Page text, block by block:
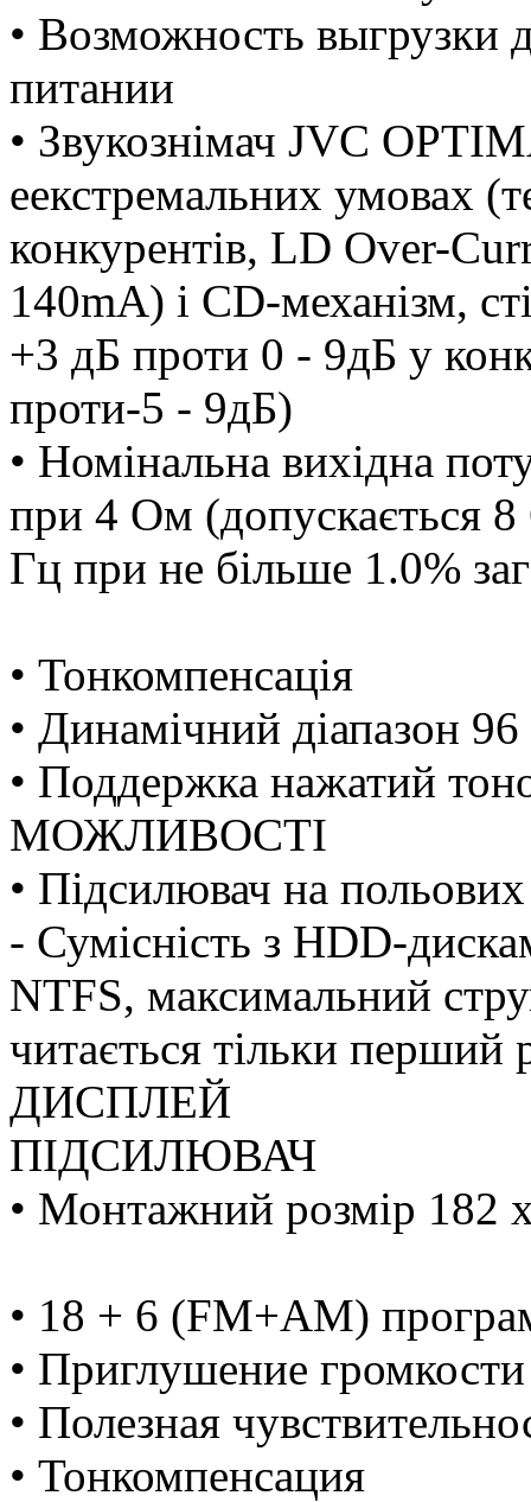
• Возможность выгрузки
питании
• Звукознімач JVC
еекстремальних умовах
конкурентів, LD Over-
140mA) і CD-механізм,
+3 дБ проти 0 - 9дБ у
проти-5 - 9дБ)
• Номінальна вихідна
при 4 Ом (допускається
Гц при не більше 1.0%
• Тонкомпенсація
• Динамічний діапазон
• Поддержка нажатий
МОЖЛИВОСТІ
• Підсилювач на
- Сумісність з HDD-
NTFS, максимальний
читається тільки перший
ДИСПЛЕЙ
ПІДСИЛЮВАЧ
• Монтажний розмір 182
• 18 + 6 (FM+AM)
• Приглушение громкости
• Полезная
• Тонкомпенсация